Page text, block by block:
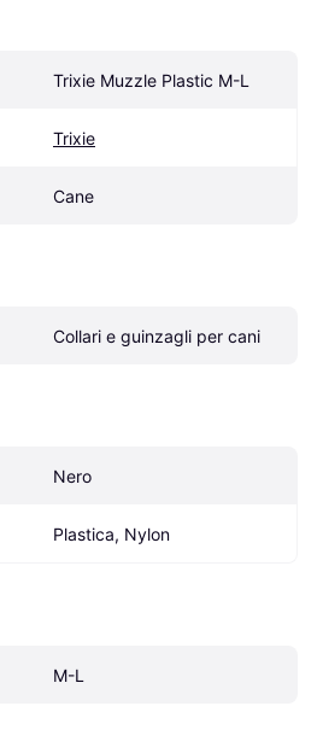
Trixie Muzzle Plastic M-L
Trixie
Cane
Collari e guinzagli per cani
Nero
Plastica, Nylon
M-L